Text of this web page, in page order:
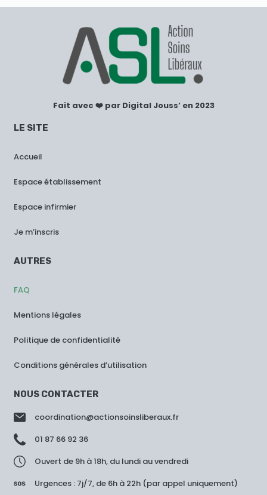
Fait avec ❤️ par Digital Jouss’ en 2023
LE SITE
Accueil
Espace établissement
Espace infirmier
Je m’inscris
AUTRES
FAQ
Mentions légales
Politique de confidentialité
Conditions générales d’utilisation
NOUS CONTACTER
coordination@actionsoinsliberaux.fr
01 87 66 92 36
Ouvert de 9h à 18h, du lundi au vendredi
Urgences : 7j/7, de 6h à 22h (par appel uniquement)